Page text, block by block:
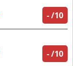
-/10
-/10